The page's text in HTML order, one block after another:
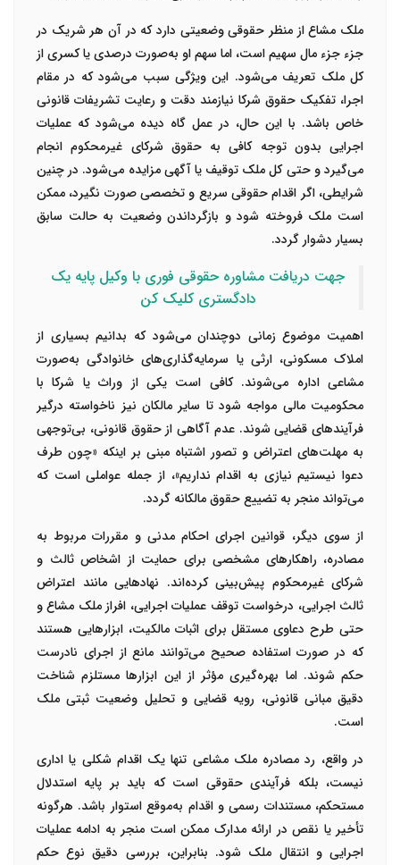
ملک مشاع از منظر حقوقی وضعیتی دارد که در آن هر شریک در
جزء جزء مال سهیم است، اما سهم او به‌صورت درصدی یا کسری از
کل ملک تعریف می‌شود. این ویژگی سبب می‌شود که در مقام
اجرا، تفکیک حقوق شرکا نیازمند دقت و رعایت تشریفات قانونی
خاص باشد. با این حال، در عمل گاه دیده می‌شود که عملیات
اجرایی بدون توجه کافی به حقوق شرکای غیرمحکوم انجام
می‌گیرد و حتی کل ملک توقیف یا آگهی مزایده می‌شود. در چنین
شرایطی، اگر اقدام حقوقی سریع و تخصصی صورت نگیرد، ممکن
است ملک فروخته شود و بازگرداندن وضعیت به حالت سابق
بسیار دشوار گردد.
جهت دریافت مشاوره حقوقی فوری با وکیل پایه یک
دادگستری کلیک کن
اهمیت موضوع زمانی دوچندان می‌شود که بدانیم بسیاری از
املاک مسکونی، ارثی یا سرمایه‌گذاری‌های خانوادگی به‌صورت
مشاعی اداره می‌شوند. کافی است یکی از وراث یا شرکا با
محکومیت مالی مواجه شود تا سایر مالکان نیز ناخواسته درگیر
فرآیندهای قضایی شوند. عدم آگاهی از حقوق قانونی، بی‌توجهی
به مهلت‌های اعتراض و تصور اشتباه مبنی بر اینکه «چون طرف
دعوا نیستیم نیازی به اقدام نداریم»، از جمله عواملی است که
می‌تواند منجر به تضییع حقوق مالکانه گردد.
از سوی دیگر، قوانین اجرای احکام مدنی و مقررات مربوط به
مصادره، راهکارهای مشخصی برای حمایت از اشخاص ثالث و
شرکای غیرمحکوم پیش‌بینی کرده‌اند. نهادهایی مانند اعتراض
ثالث اجرایی، درخواست توقف عملیات اجرایی، افراز ملک مشاع و
حتی طرح دعاوی مستقل برای اثبات مالکیت، ابزارهایی هستند
که در صورت استفاده صحیح می‌توانند مانع از اجرای نادرست
حکم شوند. اما بهره‌گیری مؤثر از این ابزارها مستلزم شناخت
دقیق مبانی قانونی، رویه قضایی و تحلیل وضعیت ثبتی ملک
است.
در واقع، رد مصادره ملک مشاعی تنها یک اقدام شکلی یا اداری
نیست، بلکه فرآیندی حقوقی است که باید بر پایه استدلال
مستحکم، مستندات رسمی و اقدام به‌موقع استوار باشد. هرگونه
تأخیر یا نقص در ارائه مدارک ممکن است منجر به ادامه عملیات
اجرایی و انتقال ملک شود. بنابراین، بررسی دقیق نوع حکم